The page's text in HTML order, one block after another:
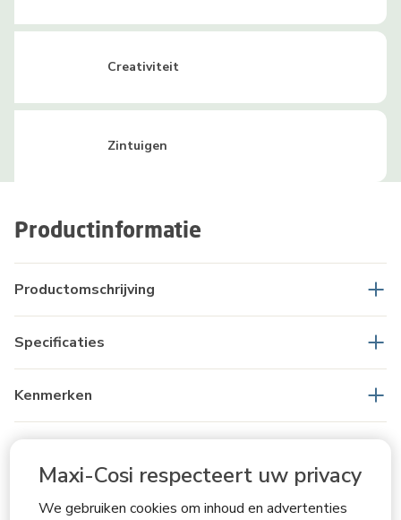
Maxi-Cosi respecteert uw privacy
We gebruiken cookies om inhoud en advertenties
Productinformatie
Productomschrijving
Specificaties
Kenmerken
Productveiligheid
Creativiteit
Zintuigen